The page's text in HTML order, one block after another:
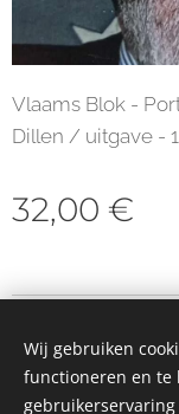
Vlaams Blok -
Dillen / uitgave -
32,00 €
Wij gebruiken
functioneren en te